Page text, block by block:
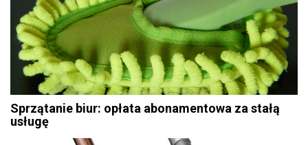
Sprzątanie biur: opłata abonamentowa za stałą
usługę